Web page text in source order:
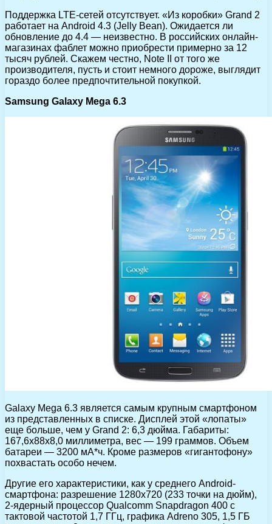
Поддержка LTE-сетей отсутствует. «Из коробки» Grand 2
работает на Android 4.3 (Jelly Bean). Ожидается ли
обновление до 4.4 — неизвестно. В российских онлайн-
магазинах фаблет можно приобрести примерно за 12
тысяч рублей. Скажем честно, Nоte II от того же
производителя, пусть и стоит немного дороже, выглядит
гораздо более предпочтительной покупкой.
Samsung Galaxy Mega 6.3
Galaxy Mega 6.3 является самым крупным смартфоном
из представленных в списке. Дисплей этой «лопаты»
еще больше, чем у Grand 2: 6,3 дюйма. Габариты:
167,6х88х8,0 миллиметра, вес — 199 граммов. Объем
батареи — 3200 мА*ч. Кроме размеров «гигантофону»
похвастать особо нечем.
Другие его характеристики, как у среднего Android-
смартфона: разрешение 1280х720 (233 точки на дюйм),
2-ядерный процессор Qualcomm Snapdragon 400 с
тактовой частотой 1,7 ГГц, графика Adreno 305, 1,5 ГБ